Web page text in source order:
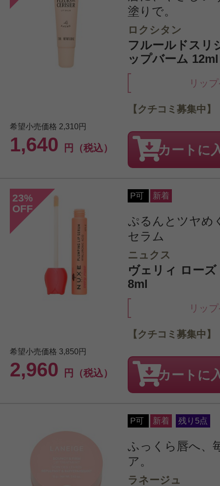
塗りで。
ロクシタン
フルールドスリ
ップバーム 12ml
リッ
希望小売価格 2,310円
1,640 円（税込）
【クチコミ募集中】
カートに
23%
OFF
P可 新着
ぷるんとツヤめ
セラム
ニュクス
ヴェリィ ロー
8ml
リッ
希望小売価格 3,850円
2,960 円（税込）
【クチコミ募集中】
カートに
P可 新着 残り5点
ふっくら唇へ、
ア。
ラネージュ